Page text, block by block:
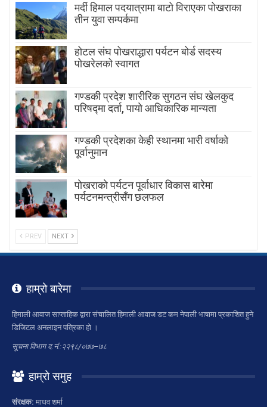
मर्दी हिमाल पदयात्रामा बाटाे विराएका पाेखराका
तीन युवा सम्पर्कमा
होटल संघ पोखराद्धारा पर्यटन बोर्ड सदस्य
पोखरेलको स्वागत
गण्डकी प्रदेश शारीरिक सुगठन संघ खेलकुद
परिषद्मा दर्ता, पायाे आधिकारिक मान्यता
गण्डकी प्रदेशका केही स्थानमा भारी वर्षाको
पूर्वानुमान
पाेखराकाे पर्यटन पूर्वाधार विकास बारेमा
पर्यटनमन्त्रीसँग छलफल
PREV NEXT
हाम्रो बारेमा
हिमाली आवाज साप्ताहिक द्वारा संचालित हिमाली आवाज डट कम नेपाली भाषामा प्रकाशित हुने
डिजिटल अनलाइन पत्रिका हो ।
सूचना विभाग द.नं.:२२९८/०७७–७८
हाम्रो समुह
संरक्षक: माधव शर्मा